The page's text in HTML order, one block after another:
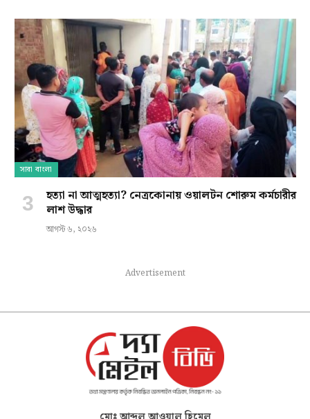
সারা বাংলা
হত্যা না আত্মহত্যা? নেত্রকোনায় ওয়ালটন শোরুম কর্মচারীর
লাশ উদ্ধার
আগস্ট ৬, ২০২৬
Advertisement